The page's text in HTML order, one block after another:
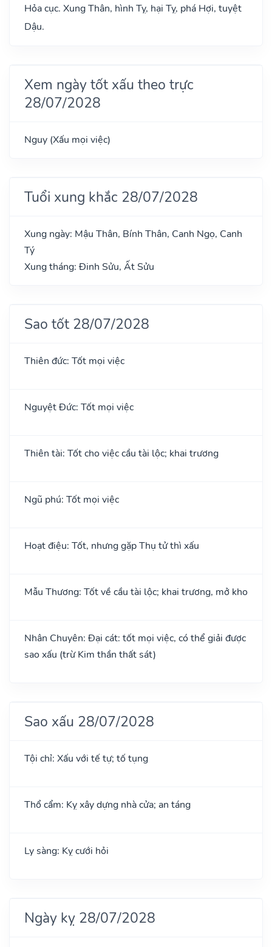
Hỏa cục. Xung Thân, hình Tỵ, hại Tỵ, phá Hợi, tuyệt
Dậu.
Xem ngày tốt xấu theo trực
28/07/2028
Nguy (Xấu mọi việc)
Tuổi xung khắc 28/07/2028
Xung ngày: Mậu Thân, Bính Thân, Canh Ngọ, Canh
Tý
Xung tháng: Đinh Sửu, Ất Sửu
Sao tốt 28/07/2028
Thiên đức: Tốt mọi việc
Nguyệt Đức: Tốt mọi việc
Thiên tài: Tốt cho việc cầu tài lộc; khai trương
Ngũ phú: Tốt mọi việc
Hoạt điệu: Tốt, nhưng gặp Thụ tử thì xấu
Mẫu Thương: Tốt về cầu tài lộc; khai trương, mở kho
Nhân Chuyên: Đại cát: tốt mọi việc, có thể giải được
sao xấu (trừ Kim thần thất sát)
Sao xấu 28/07/2028
Tội chỉ: Xấu với tế tự; tố tụng
Thổ cẩm: Kỵ xây dựng nhà cửa; an táng
Ly sàng: Kỵ cưới hỏi
Ngày kỵ 28/07/2028